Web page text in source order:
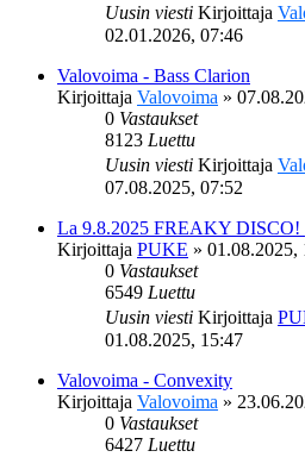
Uusin viesti Kirjoittaja
02.01.2026, 07:46
Valovoima - Bass Clarion
Kirjoittaja Valovoima »
0 Vastaukset
8123 Luettu
Uusin viesti Kirjoittaja
07.08.2025, 07:52
La 9.8.2025 FREAKY
Kirjoittaja PUKE » 01.08.2025,
0 Vastaukset
6549 Luettu
Uusin viesti Kirjoittaja
01.08.2025, 15:47
Valovoima - Convexity
Kirjoittaja Valovoima »
0 Vastaukset
6427 Luettu